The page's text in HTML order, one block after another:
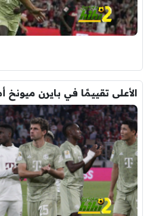
الأعلى تقييمًا في بايرن ميونخ